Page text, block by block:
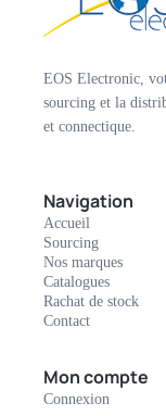
EOS Electronic,
sourcing et la
et connectique.
Navigation
Accueil
Sourcing
Nos marques
Catalogues
Rachat de stock
Contact
Mon compte
Connexion